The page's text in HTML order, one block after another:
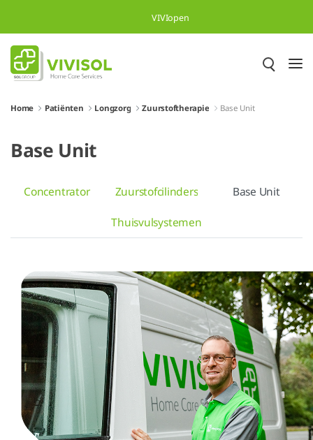
Overslaan en naar hoofdinhoud gaan
VIVIopen
Home Patiënten Longzorg Zuurstoftherapie Base Unit
Base Unit
Concentrator Zuurstofcilinders
Base Unit
Thuisvulsystemen